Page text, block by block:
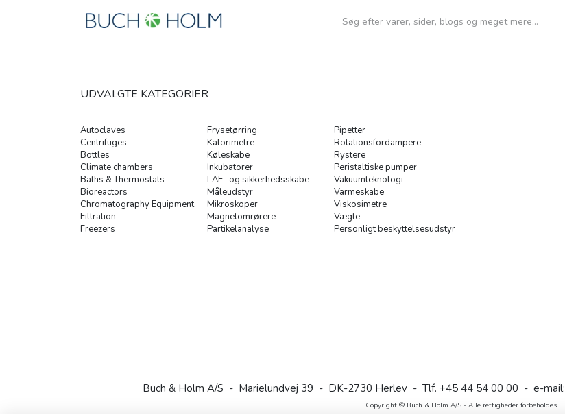
Autoclaves
Centrifuges
Bottles
Climate chambers
Baths & Thermostats
Bioreactors
Chromatography Equipment
Filtration
Freezers
Frysetørring
Kalorimetre
Køleskabe
Inkubatorer
LAF- og sikkerhedsskabe
Måleudstyr
Mikroskoper
Magnetomrørere
Partikelanalyse
Pipetter
Rotationsfordampere
Rystere
Peristaltiske pumper
Vakuumteknologi
Varmeskabe
Viskosimetre
Vægte
Personligt beskyttelsesudstyr
UDVALGTE KATEGORIER
Buch & Holm A/S - Marielundvej 39 - DK-2730 Herlev - Tlf. +45 44 54 00 00 - e-mail:
Copyright © Buch & Holm A/S - Alle rettigheder forbeholdes